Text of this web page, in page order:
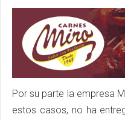
Por su parte la empresa
estos casos, no ha